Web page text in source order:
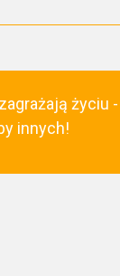
życiu -
innych!